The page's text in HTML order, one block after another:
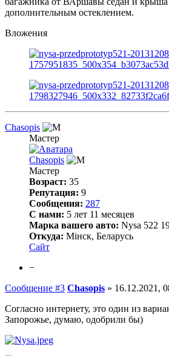
дополнительным остеклением.
Вложения
Chasopis
Мастер
Chasopis
Мастер
Возраст: 35
Репутация: 9
Сообщения: 287
С нами: 5 лет 11 месяцев
Марка вашего авто: Nysa 522
Откуда: Мінск, Беларусь
Сайт
−
Сообщение #3 Chasopis » 16.12.2021,
Согласно интернету, это один из
Запорожье, думаю, одобрили бы)